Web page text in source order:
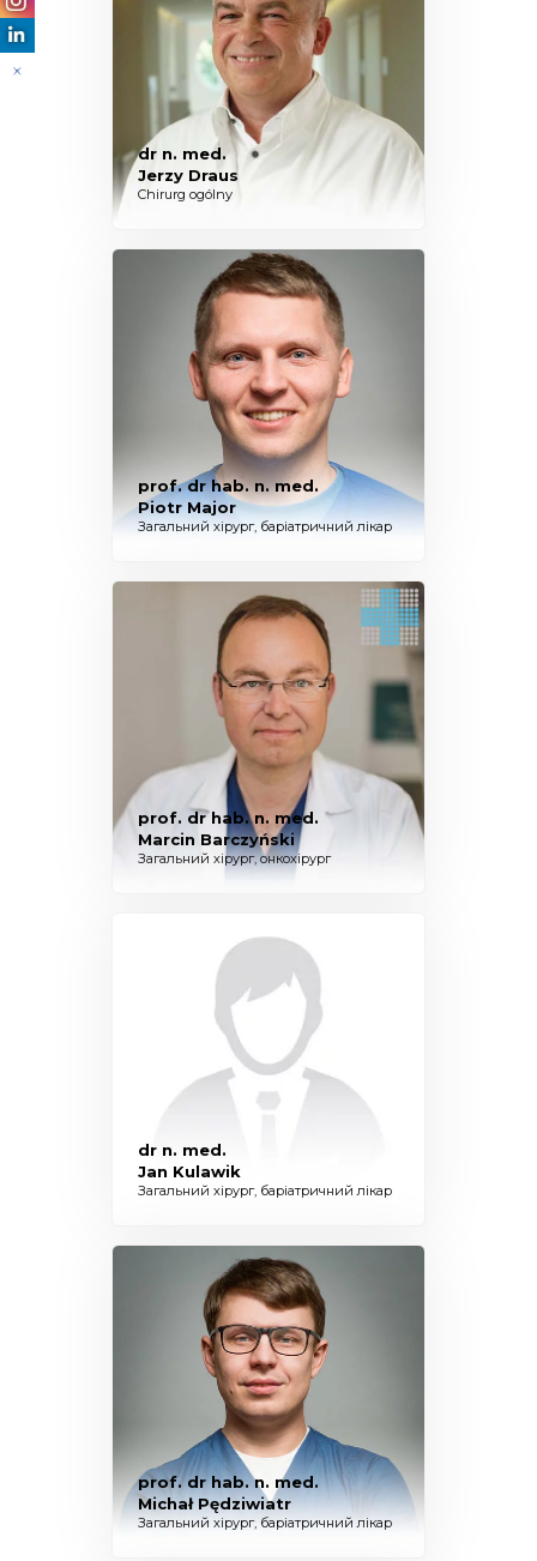
dr n. med.
Jerzy Draus
Chirurg ogólny
prof. dr hab. n. med.
Piotr Major
Загальний хірург, баріатричний лікар
prof. dr hab. n. med.
Marcin Barczyński
Загальний хірург, онкохірург
dr n. med.
Jan Kulawik
Загальний хірург, баріатричний лікар
prof. dr hab. n. med.
Michał Pędziwiatr
Загальний хірург, баріатричний лікар